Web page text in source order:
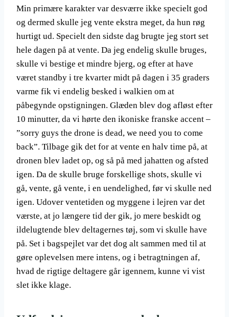
Min primære karakter var desværre ikke specielt god
og dermed skulle jeg vente ekstra meget, da hun røg
hurtigt ud. Specielt den sidste dag brugte jeg stort set
hele dagen på at vente. Da jeg endelig skulle bruges,
skulle vi bestige et mindre bjerg, og efter at have
været standby i tre kvarter midt på dagen i 35 graders
varme fik vi endelig besked i walkien om at
påbegynde opstigningen. Glæden blev dog afløst efter
10 minutter, da vi hørte den ikoniske franske accent –
”sorry guys the drone is dead, we need you to come
back”. Tilbage gik det for at vente en halv time på, at
dronen blev ladet op, og så på med jahatten og afsted
igen. Da de skulle bruge forskellige shots, skulle vi
gå, vente, gå vente, i en uendelighed, før vi skulle ned
igen. Udover ventetiden og myggene i lejren var det
værste, at jo længere tid der gik, jo mere beskidt og
ildelugtende blev deltagernes tøj, som vi skulle have
på. Set i bagspejlet var det dog alt sammen med til at
gøre oplevelsen mere intens, og i betragtningen af,
hvad de rigtige deltagere går igennem, kunne vi vist
slet ikke klage.